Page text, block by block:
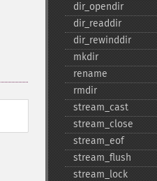
dir_​opendir
dir_​readdir
dir_​rewinddir
mkdir
rename
rmdir
stream_​cast
stream_​close
stream_​eof
stream_​flush
stream_​lock